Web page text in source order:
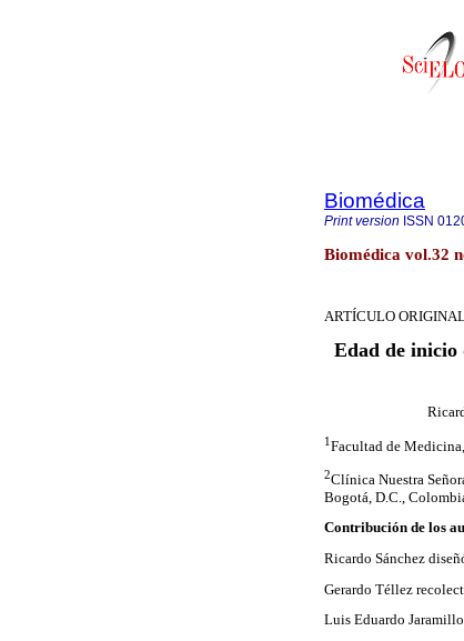
Biomédica
Print version ISSN
Biomédica vol.32
ARTÍCULO
Edad de inicio
1 Facultad de
2Clínica Nuestra
Bogotá, D.C.,
Contribución de los
Ricardo Sánchez
Gerardo Téllez
Luis Eduardo